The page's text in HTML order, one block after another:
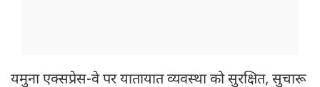
यमुना एक्सप्रेस-वे पर यातायात व्यवस्था को सुरक्षित, सुचारू